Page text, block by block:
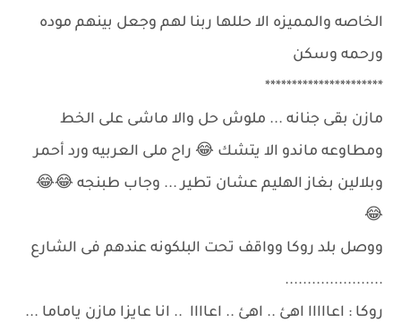
الخاصه والمميزه الا حللها ربنا لهم وجعل بينهم موده
ورحمه وسكن
**********************
مازن بقى جنانه ... ملوش حل والا ماشى على الخط
ومطاوعه ماندو الا يتشك 😂 راح ملى العربيه ورد أحمر
وبلالين بغاز الهليم عشان تطير ... وجاب طبنجه 😂😂
😂
ووصل بلد روكا وواقف تحت البلكونه عندهم فى الشارع
......................
روكا : اعااااا اهئ .. اهئ .. اعاااا .. انا عايزا مازن ياماما ...